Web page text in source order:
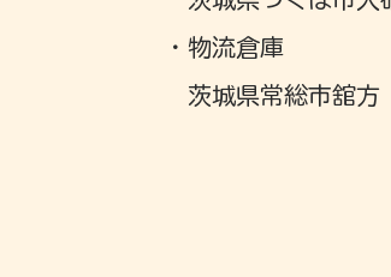
・物流倉庫
茨城県常総市舘方